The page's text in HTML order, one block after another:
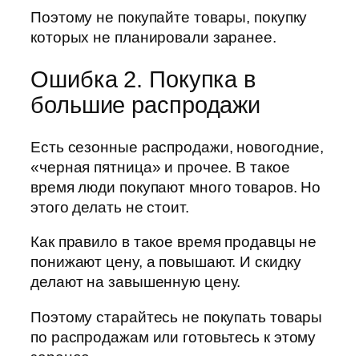
Поэтому не покупайте товары, покупку
которых не планировали заранее.
Ошибка 2. Покупка в
большие распродажи
Есть сезонные распродажи, новогодние,
«черная пятница» и прочее. В такое
время люди покупают много товаров. Но
этого делать не стоит.
Как правило в такое время продавцы не
понижают цену, а повышают. И скидку
делают на завышенную цену.
Поэтому старайтесь не покупать товары
по распродажам или готовьтесь к этому